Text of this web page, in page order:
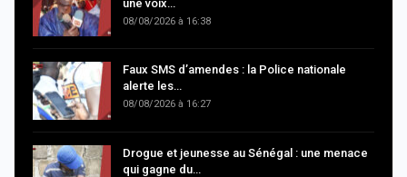
une voix…
08/08/2026 à 16:38
Faux SMS d’amendes : la Police nationale
alerte les…
08/08/2026 à 16:27
Drogue et jeunesse au Sénégal : une menace
qui gagne du…